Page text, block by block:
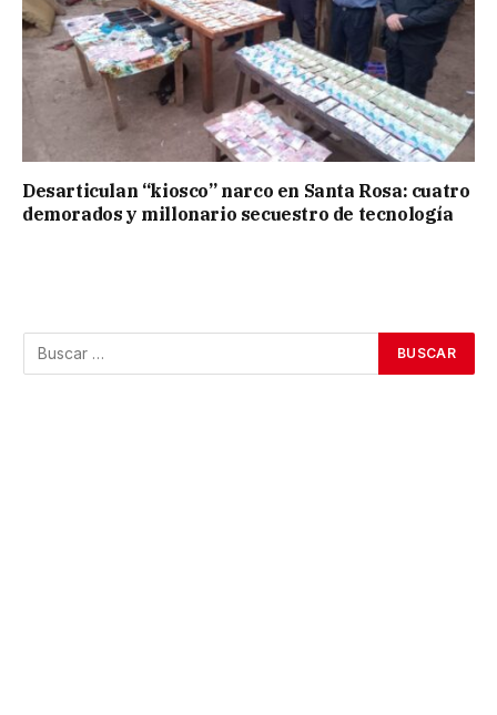
Desarticulan “kiosco” narco en Santa Rosa: cuatro
demorados y millonario secuestro de tecnología